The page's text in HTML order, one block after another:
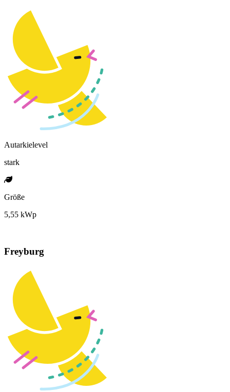
Autarkielevel
stark
Größe
5,55 kWp
Freyburg